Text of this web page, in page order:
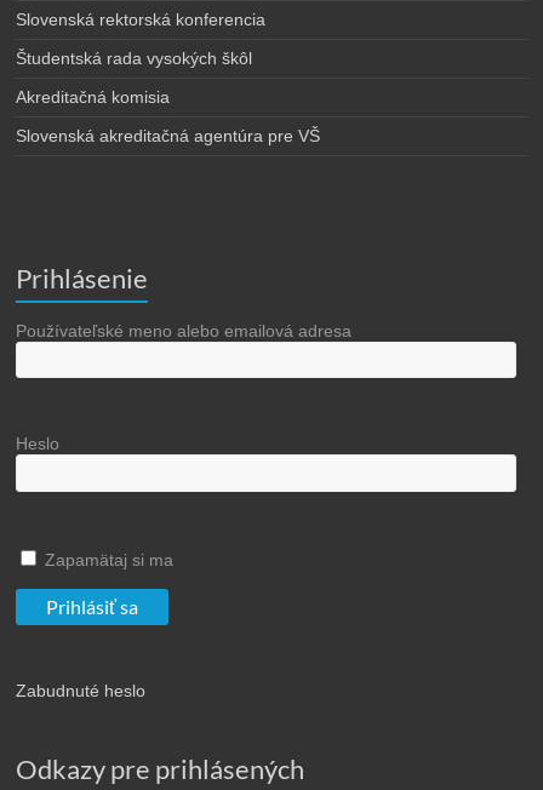
Slovenská rektorská konferencia
Študentská rada vysokých škôl
Akreditačná komisia
Slovenská akreditačná agentúra pre VŠ
Prihlásenie
Používateľské meno alebo emailová adresa
Heslo
Zapamätaj si ma
Zabudnuté heslo
Odkazy pre prihlásených